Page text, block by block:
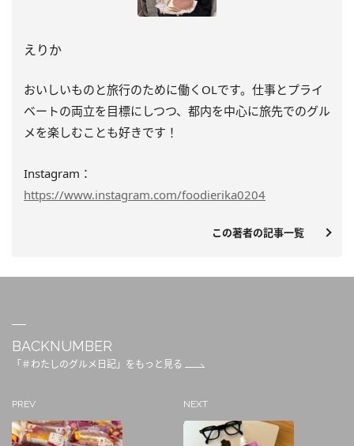
えりか
おいしいものと旅行のために働くOLです。仕事とプライ
ベートの両立を目標にしつつ、都内を中心に旅先でのグル
メを楽しむことも好きです！
Instagram：
https://www.instagram.com/foodierika0204
この著者の記事一覧
BACKNUMBER
「＃わたしのグルメ日記」をもっと見る
PREV NEXT